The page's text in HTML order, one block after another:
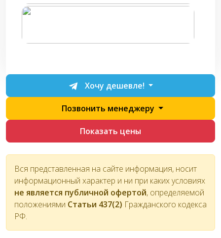
Хочу дешевле!
Позвонить менеджеру
Показать цены
Вся представленная на сайте информация, носит
информационный характер и ни при каких условиях
не является публичной офертой, определяемой
положениями Статьи 437(2) Гражданского кодекса
РФ.